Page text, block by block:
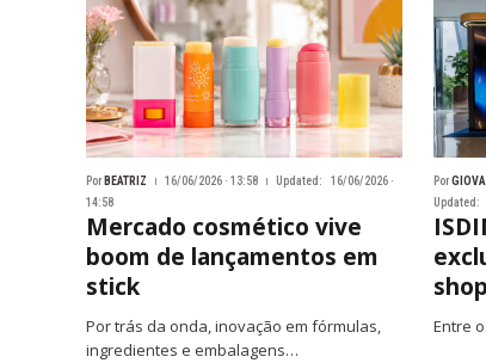
Por BEATRIZ 16/06/2026 · 13:58 Updated:
16/06/2026 ·
14:58
Mercado cosmético vive
boom de lançamentos em
stick
Por trás da onda, inovação em fórmulas,
ingredientes e embalagens…
Por
Updated:
Entre